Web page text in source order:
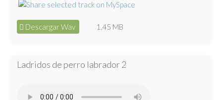
Descargar Wav 1.45 MB
Ladridos de perro labrador 2